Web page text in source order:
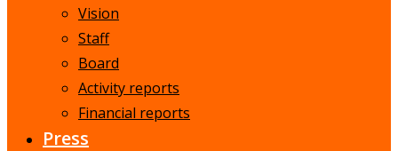
Vision
Staff
Board
Activity reports
Financial reports
Press